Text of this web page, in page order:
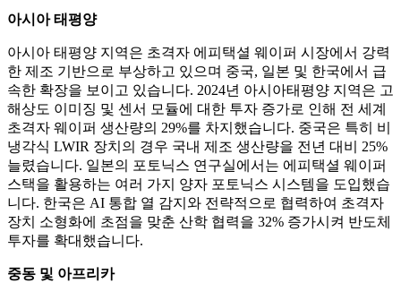
아시아 태평양
아시아 태평양 지역은 초격자 에피택셜 웨이퍼 시장에서 강력
한 제조 기반으로 부상하고 있으며 중국, 일본 및 한국에서 급
속한 확장을 보이고 있습니다. 2024년 아시아태평양 지역은 고
해상도 이미징 및 센서 모듈에 대한 투자 증가로 인해 전 세계
초격자 웨이퍼 생산량의 29%를 차지했습니다. 중국은 특히 비
냉각식 LWIR 장치의 경우 국내 제조 생산량을 전년 대비 25%
늘렸습니다. 일본의 포토닉스 연구실에서는 에피택셜 웨이퍼
스택을 활용하는 여러 가지 양자 포토닉스 시스템을 도입했습
니다. 한국은 AI 통합 열 감지와 전략적으로 협력하여 초격자
장치 소형화에 초점을 맞춘 산학 협력을 32% 증가시켜 반도체
투자를 확대했습니다.
중동 및 아프리카